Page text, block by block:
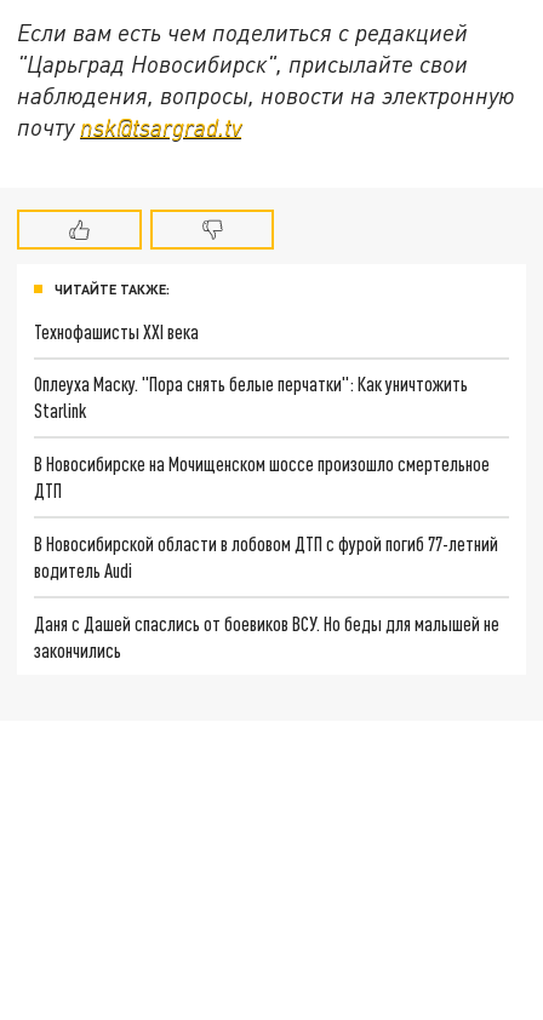
Если вам есть чем поделиться с редакцией
"Царьград Новосибирск", присылайте свои
наблюдения, вопросы, новости на электронную
почту nsk@tsargrad.tv
ЧИТАЙТЕ ТАКЖЕ:
Технофашисты XXI века
Оплеуха Маску. "Пора снять белые перчатки": Как уничтожить
Starlink
В Новосибирске на Мочищенском шоссе произошло смертельное
ДТП
В Новосибирской области в лобовом ДТП с фурой погиб 77-летний
водитель Audi
Даня с Дашей спаслись от боевиков ВСУ. Но беды для малышей не
закончились